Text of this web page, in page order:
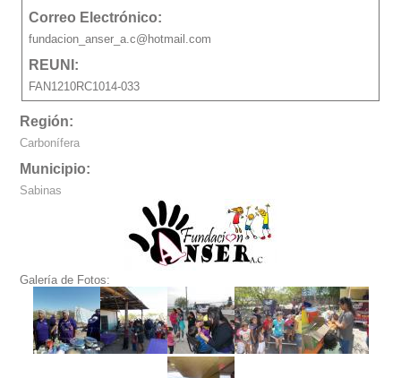
Correo Electrónico:
fundacion_anser_a.c@hotmail.com
REUNI:
FAN1210RC1014-033
Región:
Carbonífera
Municipio:
Sabinas
Galería de Fotos: